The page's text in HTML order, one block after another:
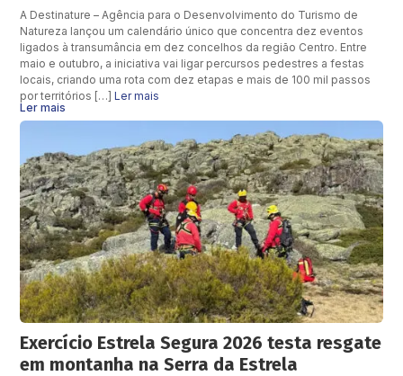
A Destinature – Agência para o Desenvolvimento do Turismo de
Natureza lançou um calendário único que concentra dez eventos
ligados à transumância em dez concelhos da região Centro. Entre
maio e outubro, a iniciativa vai ligar percursos pedestres a festas
locais, criando uma rota com dez etapas e mais de 100 mil passos
por territórios […]Ler mais
Ler mais
Exercício Estrela Segura 2026 testa resgate
em montanha na Serra da Estrela